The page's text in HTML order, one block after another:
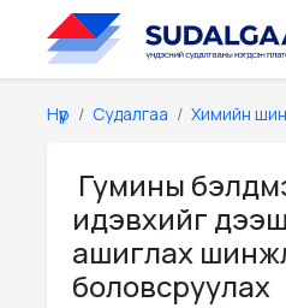
Нүүр Судалгаа Химийн
Гумины
идэвхийг
ашиглах
боловсруулах